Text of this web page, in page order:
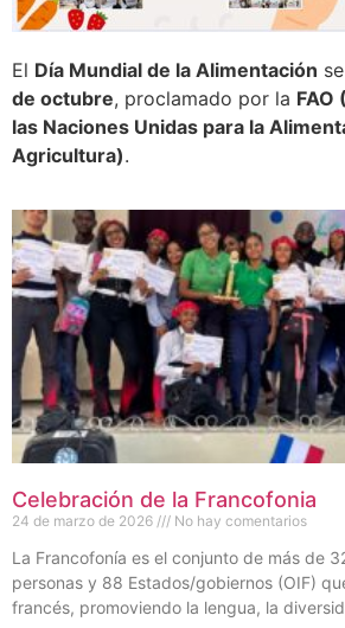
El Día Mundial de la Alimentación
de octubre, proclamado por la FAO
las Naciones Unidas para la
Agricultura).
Celebración de la Francofonia
24 de marzo de 2026 No hay comentarios
La Francofonía es el conjunto de más de
personas y 88 Estados/gobiernos (OIF)
francés, promoviendo la lengua, la